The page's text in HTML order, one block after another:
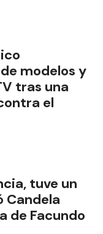
modelos y
tras una
el
tuve un
Candela
de Facundo